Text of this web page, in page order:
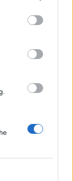
di Julian
il mercato del
…
ambitissimo
la schiera di
letteralmente